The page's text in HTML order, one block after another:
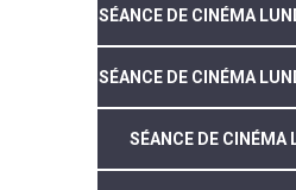
SÉANCE DE CINÉMA
SÉANCE DE CINÉMA
SÉANCE DE